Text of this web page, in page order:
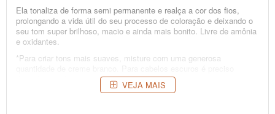
Ela tonaliza de forma semi permanente e realça a cor dos fios,
prolongando a vida útil do seu processo de coloração e deixando o
seu tom super brilhoso, macio e ainda mais bonito. Livre de amônia
e oxidantes.
*Para criar tons mais suaves, misture com uma generosa
descolorir os fios antes do uso.
VEJA MAIS